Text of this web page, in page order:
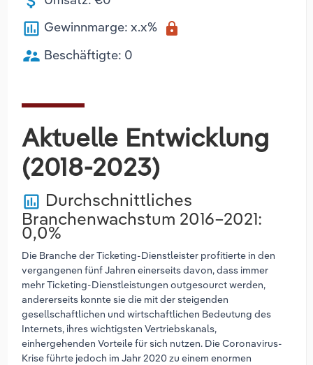
poll Gewinnmarge: x.x% lock
supervisor_account Beschäftigte: 0
Aktuelle Entwicklung
(2018-2023)
poll Durchschnittliches
Branchenwachstum 2016–2021:
0,0%
Die Branche der Ticketing-Dienstleister profitierte in den
vergangenen fünf Jahren einerseits davon, dass immer
mehr Ticketing-Dienstleistungen outgesourct werden,
andererseits konnte sie die mit der steigenden
gesellschaftlichen und wirtschaftlichen Bedeutung des
Internets, ihres wichtigsten Vertriebskanals,
einhergehenden Vorteile für sich nutzen. Die Coronavirus-
Krise führte jedoch im Jahr 2020 zu einem enormen